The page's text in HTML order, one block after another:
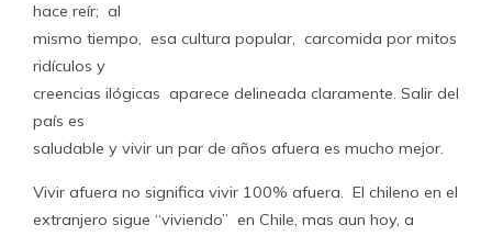
hace reír; al
mismo tiempo, esa cultura popular, carcomida por mitos
ridículos y
creencias ilógicas aparece delineada claramente. Salir del
país es
saludable y vivir un par de años afuera es mucho mejor.
Vivir afuera no significa vivir 100% afuera. El chileno en el
extranjero sigue “viviendo” en Chile, mas aun hoy, a